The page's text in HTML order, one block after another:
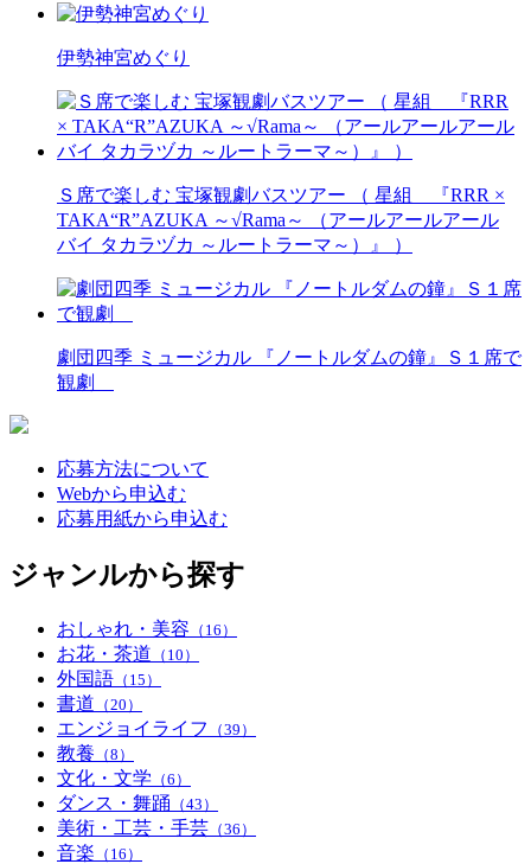
伊勢神宮めぐり
Ｓ席で楽しむ 宝塚観劇バスツアー （ 星組 『RRR ×
TAKA“R”AZUKA ～√Rama～ （アールアールアール
バイ タカラヅカ ～ルートラーマ～）』 ）
劇団四季 ミュージカル 『ノートルダムの鐘』Ｓ１席で
観劇
応募方法について
Webから申込む
応募用紙から申込む
ジャンルから探す
おしゃれ・美容 （16）
お花・茶道 （10）
外国語 （15）
書道 （20）
エンジョイライフ （39）
教養 （8）
文化・文学 （6）
ダンス・舞踊 （43）
美術・工芸・手芸 （36）
音楽 （16）